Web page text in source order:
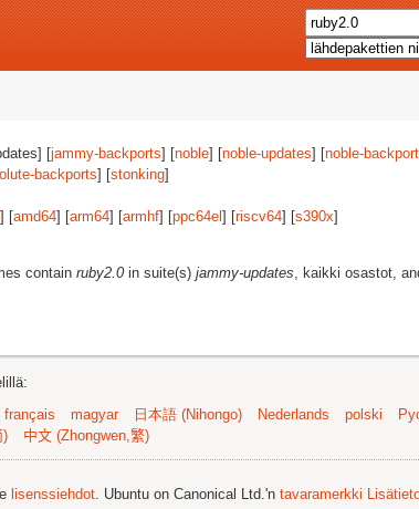
[jammy-backports] [noble] [noble-updates] [noble-
backports] [stonking]
] [amd64] [arm64] [armhf] [ppc64el ] [riscv64] [s390x]
contain ruby2.0 in suite(s) jammy-updates, kaikki osastot,
français magyar 日本語 (Nihongo) Nederlands polski
) 中文 (Zhongwen,繁)
lisenssiehdot. Ubuntu on Canonical Ltd.'n tavaramerkki